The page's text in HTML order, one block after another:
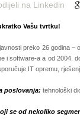
na Linkedin
Vašu tvrtku!
preko 26 godina –
i software-a a od 2004.
IT opremu,
poslovanja: tehnološki
se od nekoliko